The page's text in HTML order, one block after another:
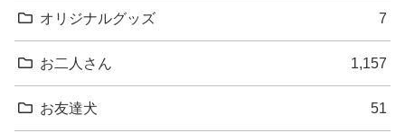
オリジナルグッズ 7
お二人さん 1,157
お友達犬 51